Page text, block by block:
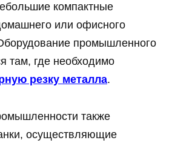
компактные
или офисного
промышленного
там, где необходимо
резку металла.
также
осуществляющие